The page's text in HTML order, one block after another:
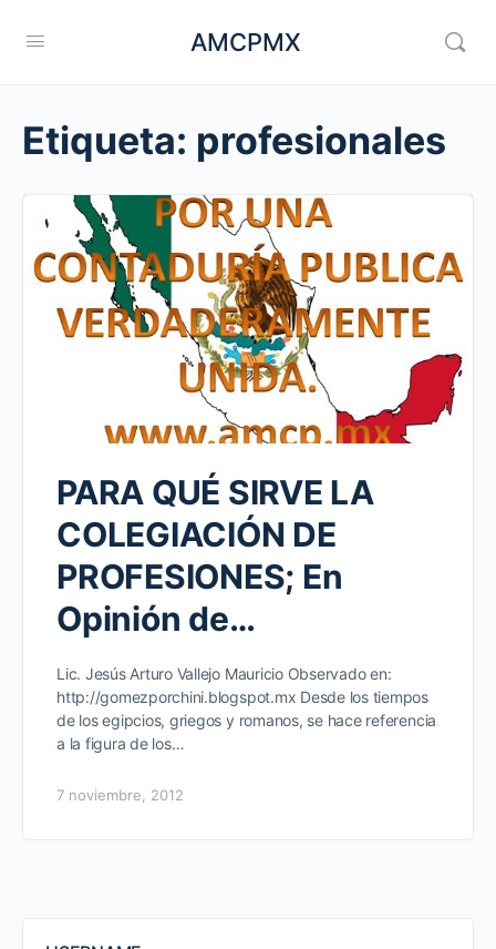
AMCPMX
Etiqueta: profesionales
PARA QUÉ SIRVE LA
COLEGIACIÓN DE
PROFESIONES; En
Opinión de…
Lic. Jesús Arturo Vallejo Mauricio Observado en:
http://gomezporchini.blogspot.mx Desde los tiempos
de los egipcios, griegos y romanos, se hace referencia
a la figura de los…
7 noviembre, 2012